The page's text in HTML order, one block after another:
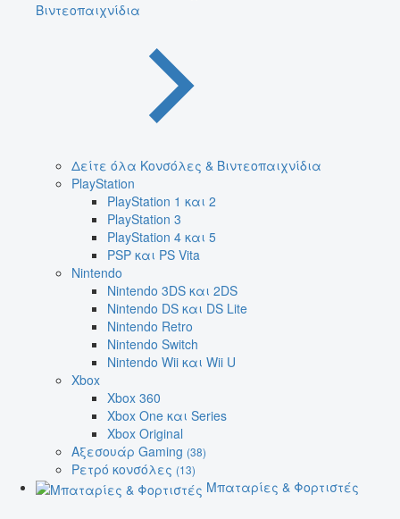
Βιντεοπαιχνίδια
Δείτε όλα Κονσόλες & Βιντεοπαιχνίδια
PlayStation
PlayStation 1 και 2
PlayStation 3
PlayStation 4 και 5
PSP και PS Vita
Nintendo
Nintendo 3DS και 2DS
Nintendo DS και DS Lite
Nintendo Retro
Nintendo Switch
Nintendo Wii και Wii U
Xbox
Xbox 360
Xbox One και Series
Xbox Original
Αξεσουάρ Gaming (38)
Ρετρό κονσόλες (13)
Μπαταρίες & Φορτιστές